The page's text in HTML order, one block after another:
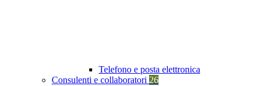
Telefono e posta elettronica
Consulenti e collaboratori 26